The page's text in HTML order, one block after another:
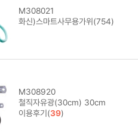
M308021
화신)스마트사무용가위(754)
M308920
철직자유광(30cm) 30cm
이용후기(39)